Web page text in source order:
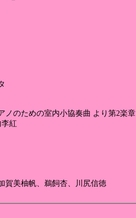
ノのための室内小協奏曲 より第2楽章
紅
賀美柚帆、鵜飼杏、川尻信徳